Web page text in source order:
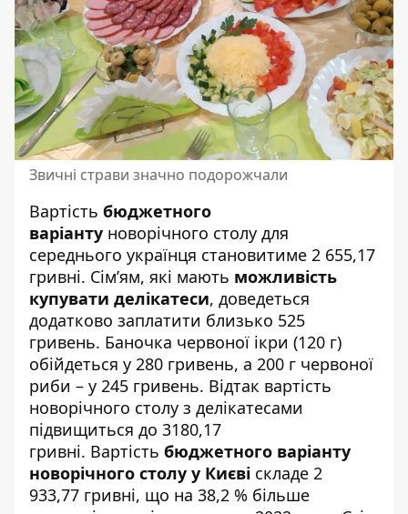
Звичні страви значно подорожчали
Вартість бюджетного
варіанту новорічного столу для
середнього українця становитиме 2 655,17
гривні. Сім’ям, які мають можливість
купувати делікатеси, доведеться
додатково заплатити близько 525
гривень. Баночка червоної ікри (120 г)
обійдеться у 280 гривень, а 200 г червоної
риби – у 245 гривень. Відтак вартість
новорічного столу з делікатесами
підвищиться до 3180,17
гривні. Вартість бюджетного варіанту
новорічного столу у Києві складе 2
933,77 гривні, що на 38,2 % більше